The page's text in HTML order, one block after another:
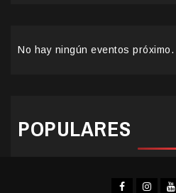
No hay ningún eventos próximo.
POPULARES